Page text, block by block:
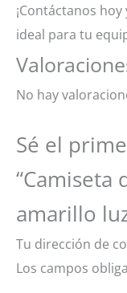
¡Contáctanos
ideal para tu
No hay
Sé el
“Camiseta
amarillo
Tu dirección de
Los campos